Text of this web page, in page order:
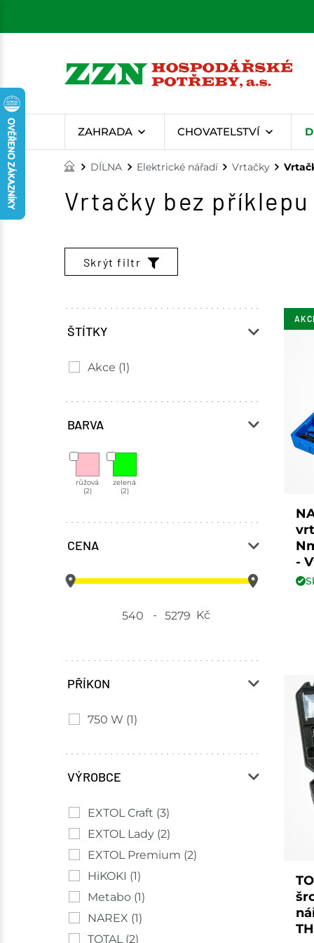
ZAHRADA CHOVATELSTVÍ
DÍLNA Elektrické nářadí Vrtačky
Vrtačky bez příklepu
Skrýt filtr
ŠTÍTKY
Akce (1)
BARVA
růžová
(2)
zelená
(2)
CENA
- Kč
PŘÍKON
750 W (1)
VÝROBCE
EXTOL Craft (3)
EXTOL Lady (2)
EXTOL Premium (2)
HiKOKI (1)
Metabo (1)
NAREX (1)
TOTAL (2)
-